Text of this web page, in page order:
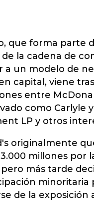
que forma parte
la cadena de
a un modelo de
capital, viene
entre
como Carlyle y
LP y otros
originalmente
millones por
pero más tarde
minoritaria
de la exposición